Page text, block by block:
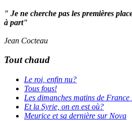
" Je ne cherche pas les premières
à part"
Jean Cocteau
Tout chaud
Le roi, enfin nu?
Tous fous!
Les dimanches matins de France
Et la Syrie, on en est où?
Meurice et sa dernière sur Nova